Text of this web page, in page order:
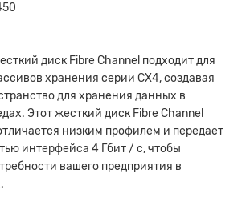
диск Fibre Channel подходит для
хранения серии CX4, создавая
для хранения данных в
Этот жесткий диск Fibre Channel
низким профилем и передает
интерфейса 4 Гбит / с, чтобы
вашего предприятия в